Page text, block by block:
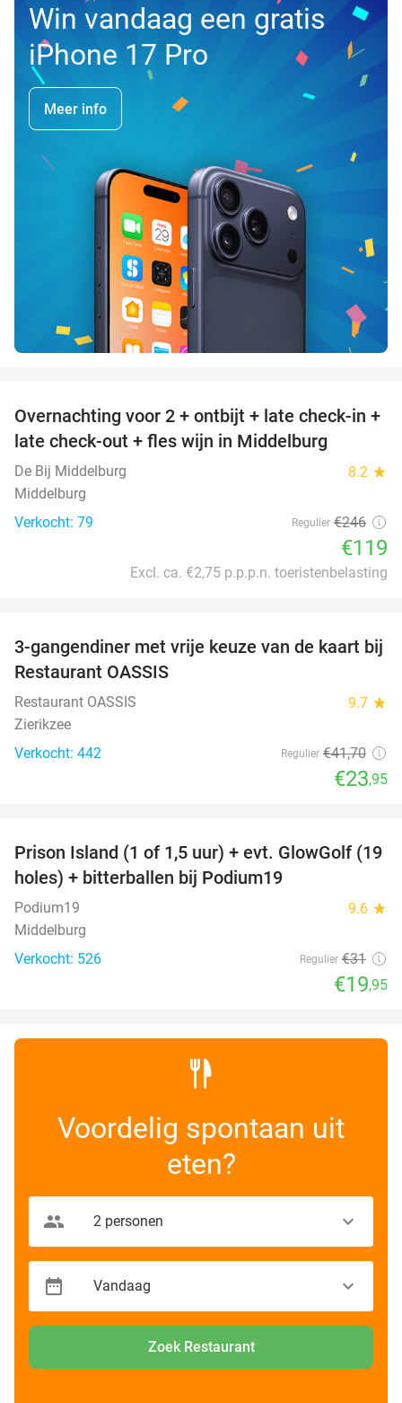
Win vandaag een gratis
iPhone 17 Pro
Meer info
52%
Overnachting voor 2 + ontbijt + late check-in +
late check-out + fles wijn in Middelburg
De Bij Middelburg 8.2 star
Middelburg
Verkocht: 79
Regulier €246
€119
Excl. ca. €2,75 p.p.p.n. toeristenbelasting
43%
3-gangendiner met vrije keuze van de kaart bij
Restaurant OASSIS
Restaurant OASSIS 9.7 star
Zierikzee
Verkocht: 442
Regulier €41,70
€23,95
36%
Prison Island (1 of 1,5 uur) + evt. GlowGolf (19
holes) + bitterballen bij Podium19
Podium19 9.6 star
Middelburg
Verkocht: 526
Regulier €31
€19,95
Voordelig spontaan uit
eten?
Zoek Restaurant